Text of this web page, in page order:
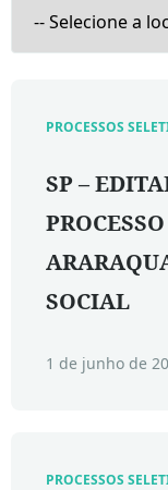
PROCESSOS
SP –
SOCIAL
1 de junho de
PROCESSOS